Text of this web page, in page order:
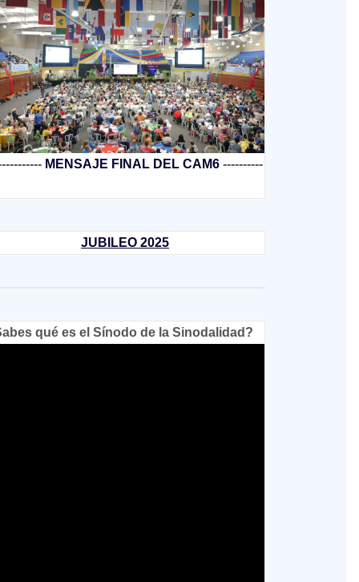
MENSAJE FINAL DEL CAM6 ----------
JUBILEO 2025
qué es el Sínodo de la Sinodalidad?